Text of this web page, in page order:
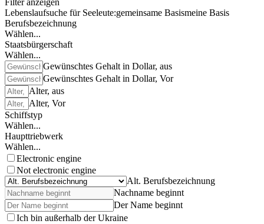
Filter anzeigen
Lebenslaufsuche für Seeleute:gemeinsame Basismeine Basis
Berufsbezeichnung
Wählen...
Staatsbürgerschaft
Wählen...
Gewünschtes Gehalt in Dollar, aus
Gewünschtes Gehalt in Dollar, Vor
Alter, aus
Alter, Vor
Schiffstyp
Wählen...
Haupttriebwerk
Wählen...
Electronic engine
Not electronic engine
Alt. Berufsbezeichnung
Nachname beginnt
Der Name beginnt
Ich bin außerhalb der Ukraine